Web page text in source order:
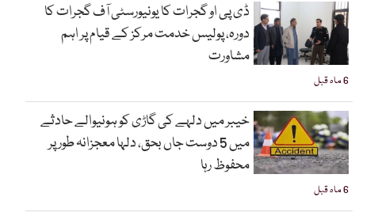
6 ماہ قبل
ڈی پی او گجرات کا یونیورسٹی آف گجرات کا
دورہ، پولیس خدمت مرکز کے قیام پر اہم
مشاورت
6 ماہ قبل
خیبر میں دلہے کی گاڑی کو ہونیوالے حادثے
میں 5 دوست جاں بحق، دلہا معجزانہ طور پر
محفوظ رہا